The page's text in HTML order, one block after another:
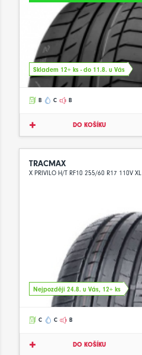
Skladem 12+ ks - do 11.8. u Vás
B C B
DO KOŠÍKU
TRACMAX
X PRIVILO H/T RF10 255/60 R17 110V XL
Nejpozději 24.8. u Vás, 12+ ks
C C B
DO KOŠÍKU